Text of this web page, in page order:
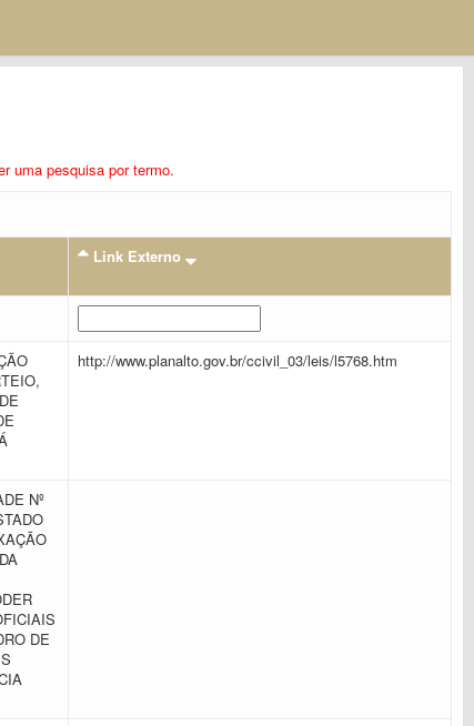
uma pesquisa por termo.
Link Externo
http://www.planalto.gov.br/ccivil_03/leis/l5768.htm
Nº
DE